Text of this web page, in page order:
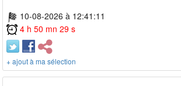
10-08-2026 à 12:41:11
4 h 50 mn 29 s
+ ajout à ma sélection